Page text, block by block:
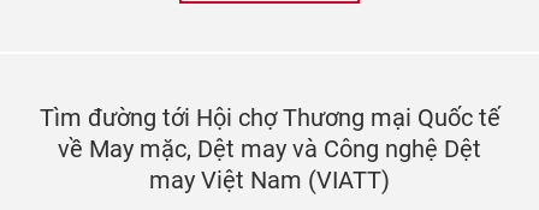
Tìm đường tới Hội chợ Thương mại Quốc tế
về May mặc, Dệt may và Công nghệ Dệt
may Việt Nam (VIATT)